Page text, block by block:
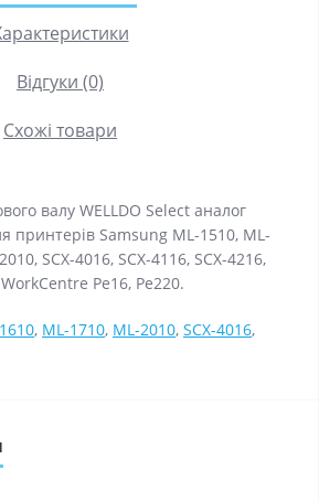
Відгуки (0)
Схожі товари
валу WELLDO Select аналог
принтерів Samsung ML-1510, ML-
SCX-4016, SCX-4116, SCX-4216,
Pe16, Pe220.
, ML-1710, ML-2010, SCX-4016,